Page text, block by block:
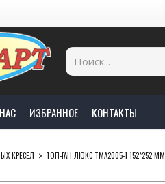
ИЗБРАННОЕ КОНТАКТЫ
КРЕСЕЛ ТОП-ГАН ЛЮКС TMA2005-1 152*252 ММ